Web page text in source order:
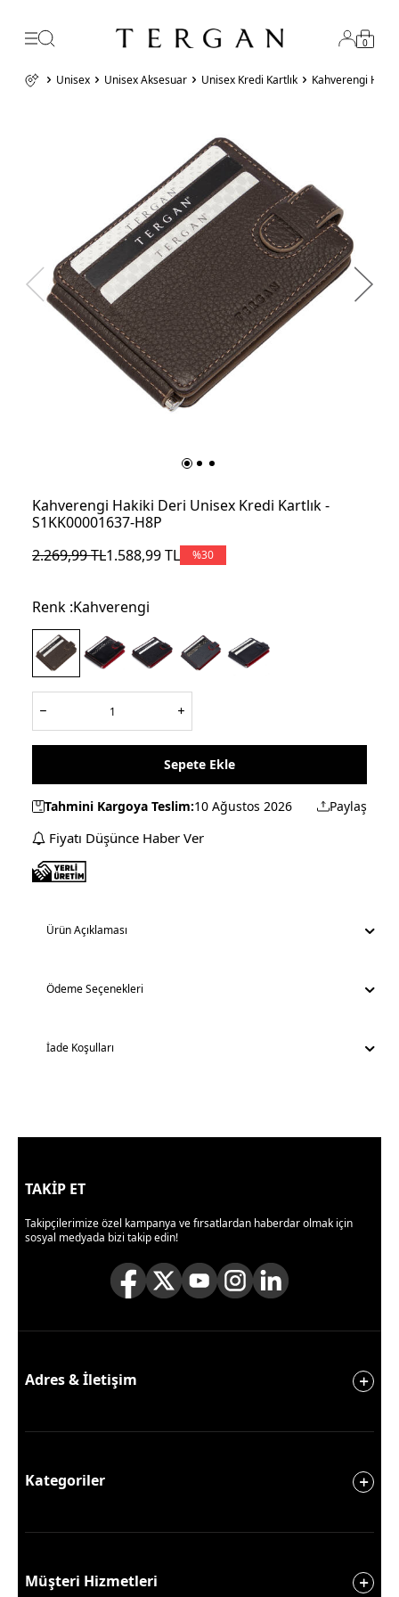
0
Unisex Unisex Aksesuar Unisex Kredi Kartlık Kahverengi
Kahverengi Hakiki Deri Unisex Kredi Kartlık -
S1KK00001637-H8P
2.269,99TL1.588,99TL %30
Renk :Kahverengi
Sepete Ekle
Tahmini Kargoya Teslim:10 Ağustos 2026 Paylaş
Fiyatı Düşünce Haber Ver
Ürün Açıklaması
Ödeme Seçenekleri
İade Koşulları
TAKİP ET
Takipçilerimize özel kampanya ve fırsatlardan haberdar olmak için
sosyal medyada bizi takip edin!
Adres & İletişim
Kategoriler
Müşteri Hizmetleri